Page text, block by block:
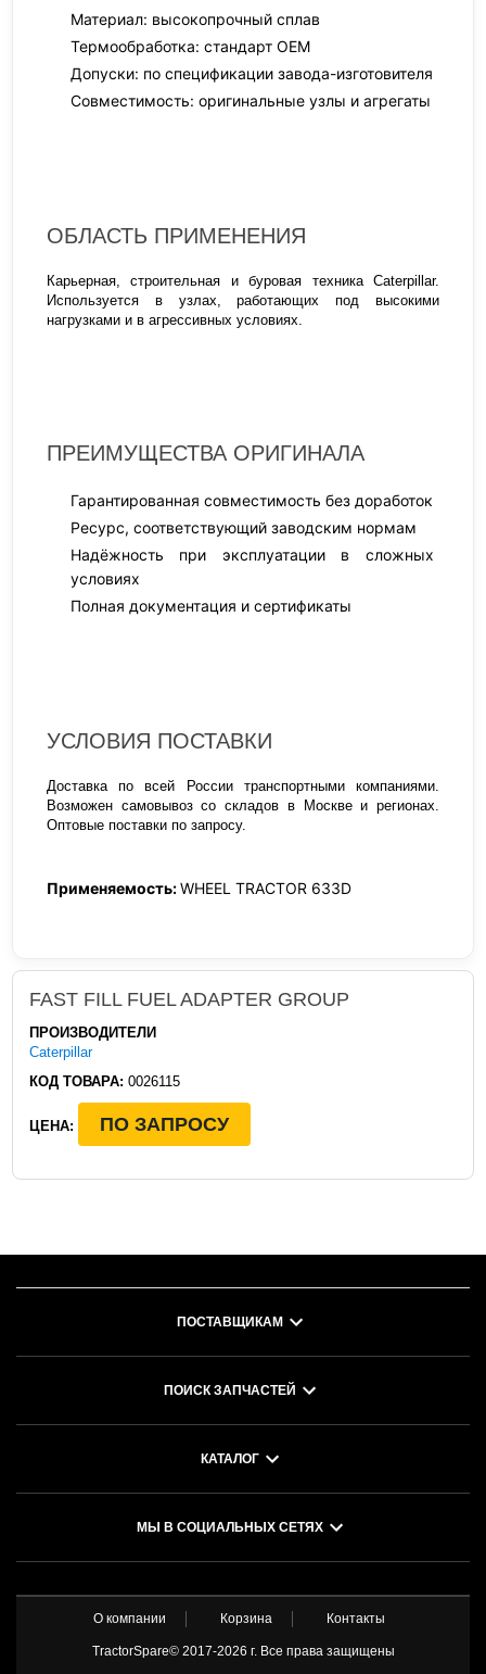
Материал: высокопрочный сплав
Термообработка: стандарт OEM
Допуски: по спецификации завода-изготовителя
Совместимость: оригинальные узлы и агрегаты
ОБЛАСТЬ ПРИМЕНЕНИЯ
Карьерная, строительная и буровая техника Caterpillar.
Используется в узлах, работающих под высокими
нагрузками и в агрессивных условиях.
ПРЕИМУЩЕСТВА ОРИГИНАЛА
Гарантированная совместимость без доработок
Ресурс, соответствующий заводским нормам
Надёжность при эксплуатации в сложных
условиях
Полная документация и сертификаты
УСЛОВИЯ ПОСТАВКИ
Доставка по всей России транспортными компаниями.
Возможен самовывоз со складов в Москве и регионах.
Оптовые поставки по запросу.
Применяемость:WHEEL TRACTOR 633D
FAST FILL FUEL ADAPTER GROUP
ПРОИЗВОДИТЕЛИ
Caterpillar
КОД ТОВАРА: 0026115
ЦЕНА: ПО ЗАПРОСУ
ПОСТАВЩИКАМ
ПОИСК ЗАПЧАСТЕЙ
КАТАЛОГ
МЫ В СОЦИАЛЬНЫХ СЕТЯХ
О компании Корзина Контакты
TractorSpare© 2017-2026 г. Все права защищены